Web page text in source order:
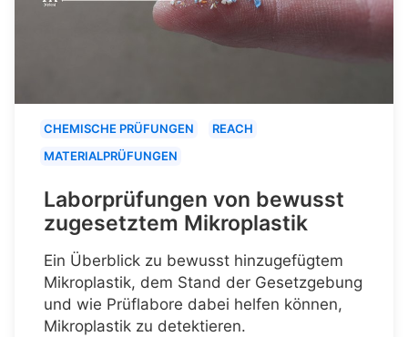
CHEMISCHE PRÜFUNGEN
REACH
MATERIALPRÜFUNGEN
Laborprüfungen von bewusst
zugesetztem Mikroplastik
Ein Überblick zu bewusst hinzugefügtem
Mikroplastik, dem Stand der Gesetzgebung
und wie Prüflabore dabei helfen können,
Mikroplastik zu detektieren.